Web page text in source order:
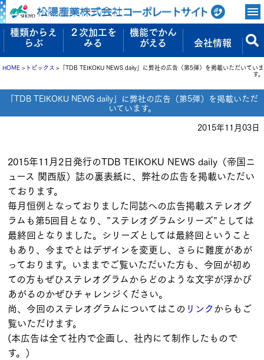
種類からえ
らぶ
２次加工を
みる
機能でかん
がえる 会社情報
HOME トピックス 「TDB TEIKOKU NEWS daily」に弊社の広告（第5弾）を掲載いただいていま
す。
「TDB TEIKOKU NEWS daily」に弊社の広告（第5弾）を掲載いただ
いています。
2015年11月03日
2015年11月2日発行のTDB TEIKOKU NEWS daily（帝国ニ
ュース 関西版）誌の裏表紙に、弊社の広告を掲載いただい
ております。
毎月恒例となっておりました同誌への広告掲載ステレオグ
ラムも第5回目となり、”ステレオグラムシリーズ”としては
最終回となりました。シリーズとしては最終回ということ
もあり、今までとはデザインを変更し、さらに難度があが
っております。いままでご覧いただいた方も、今回が初め
ての方もぜひステレオグラムからどのような文字が浮かび
あがるのかぜひチャレンジください。
尚、今回のステレオグラムについてはこの リンクからもご
覧いただけます。
(本広告は全て社内で企画し、社内にて制作したもので
す。）